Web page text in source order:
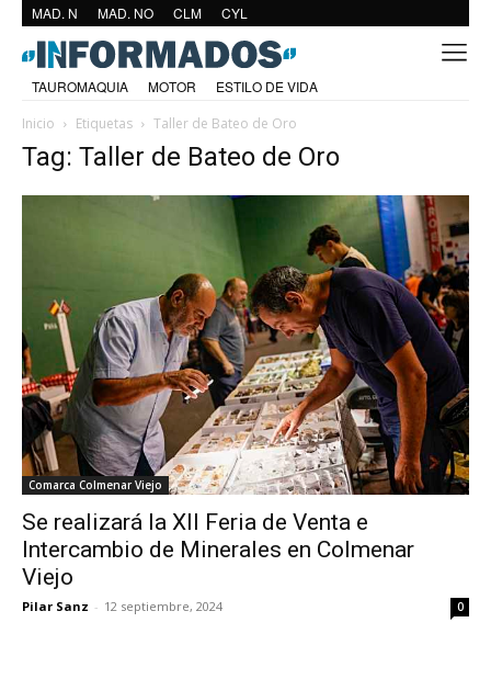
MAD. N MAD. NO CLM CYL
TAUROMAQUIA MOTOR
ESTILO DE VIDA
Inicio
Etiquetas Taller de Bateo de Oro
Tag: Taller de Bateo de Oro
Comarca Colmenar Viejo
Se realizará la XII Feria de Venta e
Intercambio de Minerales en Colmenar
Viejo
Pilar Sanz - 12 septiembre, 2024 0